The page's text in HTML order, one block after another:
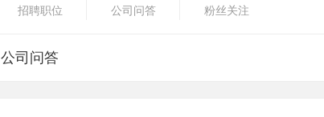
招聘职位 公司问答 粉丝关注
公司问答